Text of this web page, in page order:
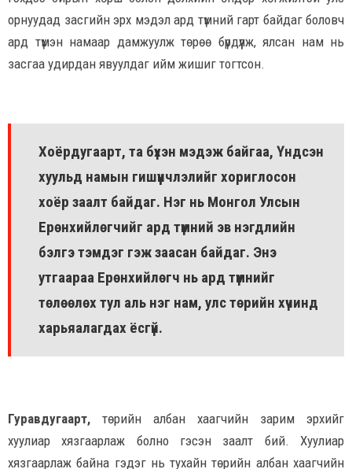
орнуудад засгийн эрх мэдэл ард түмний гарт байдаг боловч
ард түмэн намаар дамжуулж төрөө бүрдүүлж, ялсан нам нь
засгаа удирдан явуулдаг ийм жишиг тогтсон.
Хоёрдугаарт, та бүхэн мэдэж байгаа, Үндсэн
хуульд намын гишүүнчлэлийг хориглосон
хоёр заалт байдаг. Нэг нь Монгол Улсын
Ерөнхийлөгчийг ард түмний эв нэгдлийн
бэлгэ тэмдэг гэж заасан байдаг. Энэ
утгаараа Ерөнхийлөгч нь ард түмнийг
төлөөлөх тул аль нэг нам, улс төрийн хүчинд
харьяалагдах ёсгүй.
Гуравдугаарт, төрийн албан хаагчийн зарим эрхийг
хуулиар хязгаарлаж болно гэсэн заалт бий. Хуулиар
хязгаарлаж байна гэдэг нь тухайн төрийн албан хаагчийн